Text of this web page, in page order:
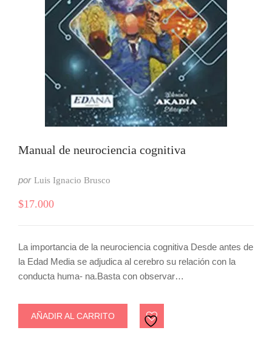
Manual de neurociencia cognitiva
por Luis Ignacio Brusco
$17.000
La importancia de la neurociencia cognitiva Desde antes de
la Edad Media se adjudica al cerebro su relación con la
conducta huma- na.Basta con observar…
AÑADIR AL CARRITO